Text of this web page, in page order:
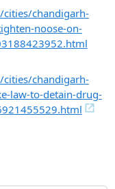
chandigarh-
noose-on-
chandigarh-
law-to-detain-drug-